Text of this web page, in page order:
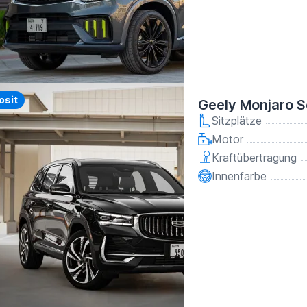
Geely Monjaro
Sitzplätze
Motor
Kraftübertragung
Innenfarbe